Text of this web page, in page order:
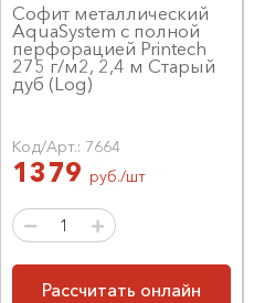
Софит металлический
AquaSystem с полной
перфорацией Printech
275 г/м2, 2,4 м Старый
дуб (Log)
Код/Арт.: 7664
1379 руб./шт
Рассчитать онлайн